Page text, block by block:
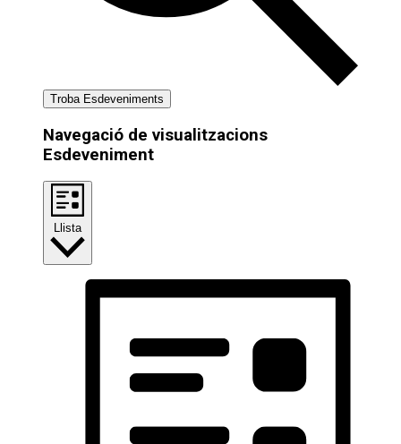
Troba Esdeveniments
Navegació de visualitzacions
Esdeveniment
Llista